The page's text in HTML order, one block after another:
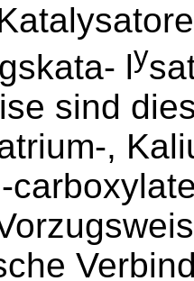
ly
sind
,